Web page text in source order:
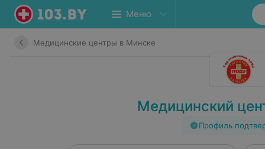
Меню
Медицинские центры в Минске
Медицинский
Профиль